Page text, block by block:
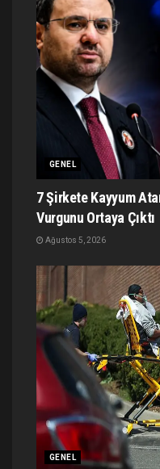
GENEL
7 Şirkete Kayyum
Vurgunu Ortaya Çıktı
Ağustos 5, 2026
GENEL